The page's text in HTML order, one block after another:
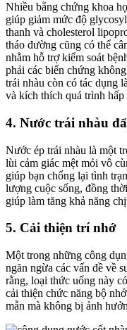
Nhiều bằng chứng khoa
giúp giảm mức độ
thanh và cholesterol
tháo đường cũng có thể
nhằm hỗ trợ kiểm soát
phải các biến chứng
trái nhàu còn có tác dụng
và kích thích quá trình hấp
4. Nước trái nhàu
Nước ép trái nhàu là một
lùi cảm giác mệt mỏi vô
giúp bạn chống lại tình
lượng cuộc sống, đồng
giúp làm tăng khả năng
5. Cải thiện trí nhớ
Một trong những công
ngăn ngừa các vấn đề về
rằng, loại thức uống này
cải thiện chức năng bộ
mẫn mà không bị ảnh